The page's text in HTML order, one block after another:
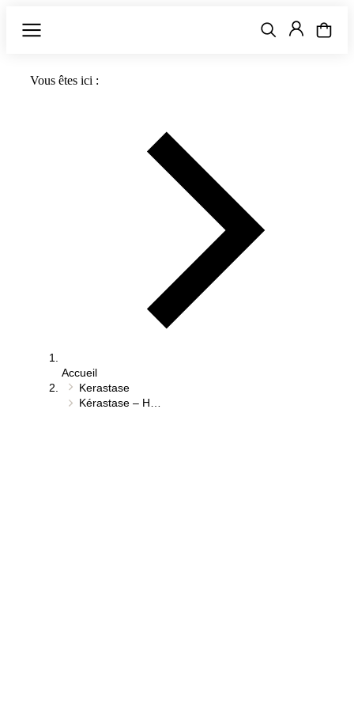
Vous êtes ici :
Accueil
⁠⁠Kerastase
Kérastase – H…